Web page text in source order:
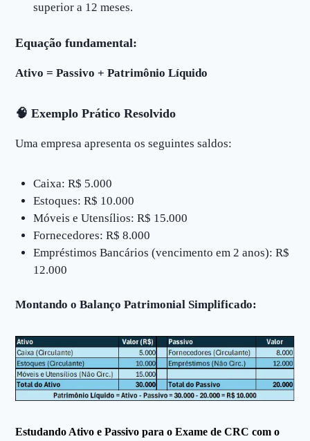
superior a 12 meses.
Equação fundamental:
Ativo = Passivo + Patrimônio Líquido
🧠 Exemplo Prático Resolvido
Uma empresa apresenta os seguintes saldos:
Caixa: R$ 5.000
Estoques: R$ 10.000
Móveis e Utensílios: R$ 15.000
Fornecedores: R$ 8.000
Empréstimos Bancários (vencimento em 2 anos): R$
12.000
Montando o Balanço Patrimonial Simplificado:
Estudando Ativo e Passivo para o Exame de CRC com o